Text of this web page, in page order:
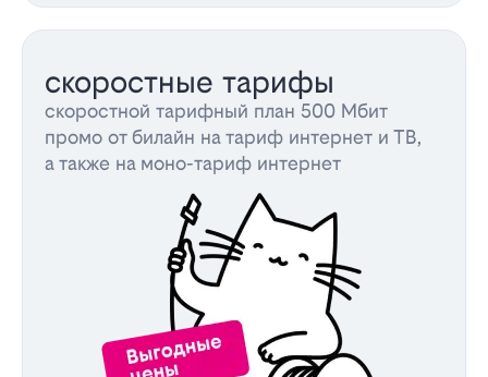
скоростные тарифы
скоростной тарифный план 500 Мбит
промо от билайн на тариф интернет и ТВ,
а также на моно-тариф интернет